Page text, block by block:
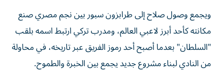
ويجمع وصول صلاح إلى طرابزون سبور بين نجم مصري صنع
مكانته كأحد أبرز لاعبي العالم، ومدرب تركي ارتبط اسمه بلقب
"السلطان" بعدما أصبح أحد رموز الفريق عبر تاريخه، في محاولة
من النادي لبناء مشروع جديد يجمع بين الخبرة والطموح.